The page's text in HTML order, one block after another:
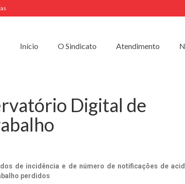
Início O Sindicato Atendimento
Digital de
de incidência e de número de notificações de
perdidos